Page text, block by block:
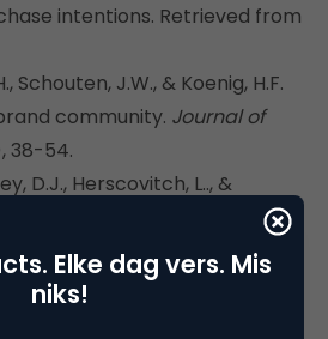
intentions. Retrieved from
Schouten, J.W., & Koenig, H.F.
community. Journal of
38-54.
D.J., Herscovitch, L.., &
Affective, continuance,
to the organization:
of antecedents, correlates, and
Elke dag vers. Mis
niks!